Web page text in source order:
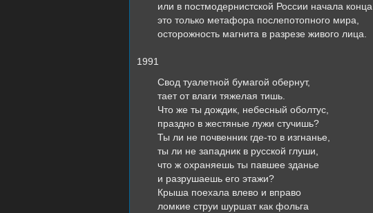
или в постмодернистской России начала конца
это только метафора послепотопного мира,
осторожность магнита в разрезе живого лица.
1991
Свод туалетной бумагой обернут,
тает от влаги тяжелая тишь.
Что же ты дождик, небесный оболтус,
праздно в жестяные лужи стучишь?
Ты ли не почвенник где-то в изгнанье,
ты ли не западник в русской глуши,
что ж охраняешь ты павшее зданье
и разрушаешь его этажи?
Крыша поехала влево и вправо
ломкие струи шуршат как фольга